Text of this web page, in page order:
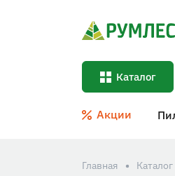
Каталог
Акции
Главная Каталог